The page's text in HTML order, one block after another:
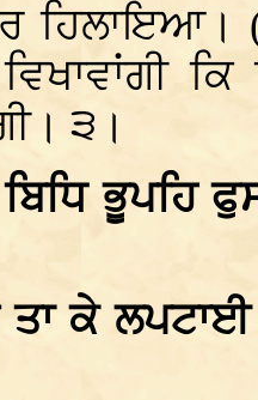
ਹਿਲਾਇਆ।
੩।
ਬਿਧਿ ਭੂਪਹਿ
ਕੇ